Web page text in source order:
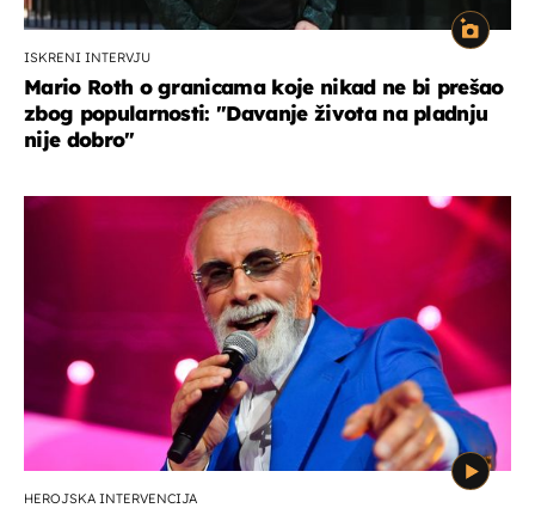
ISKRENI INTERVJU
Mario Roth o granicama koje nikad ne bi prešao
zbog popularnosti: "Davanje života na pladnju
nije dobro"
HEROJSKA INTERVENCIJA